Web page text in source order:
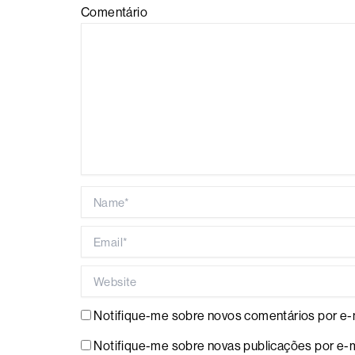
Comentário
Notifique-me sobre novos comentários por e-
Notifique-me sobre novas publicações por e-